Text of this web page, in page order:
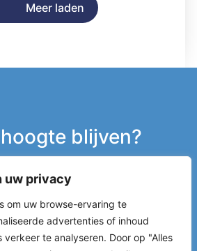
uw privacy
om uw browse-ervaring te
advertenties of inhoud
verkeer te analyseren. Door op "Alles
Meer laden
blijven?
nieuwsbrief